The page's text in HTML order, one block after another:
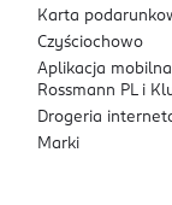
Karta
Czyściochowo
Aplikacja mobilna
Rossmann PL i
Drogeria
Marki